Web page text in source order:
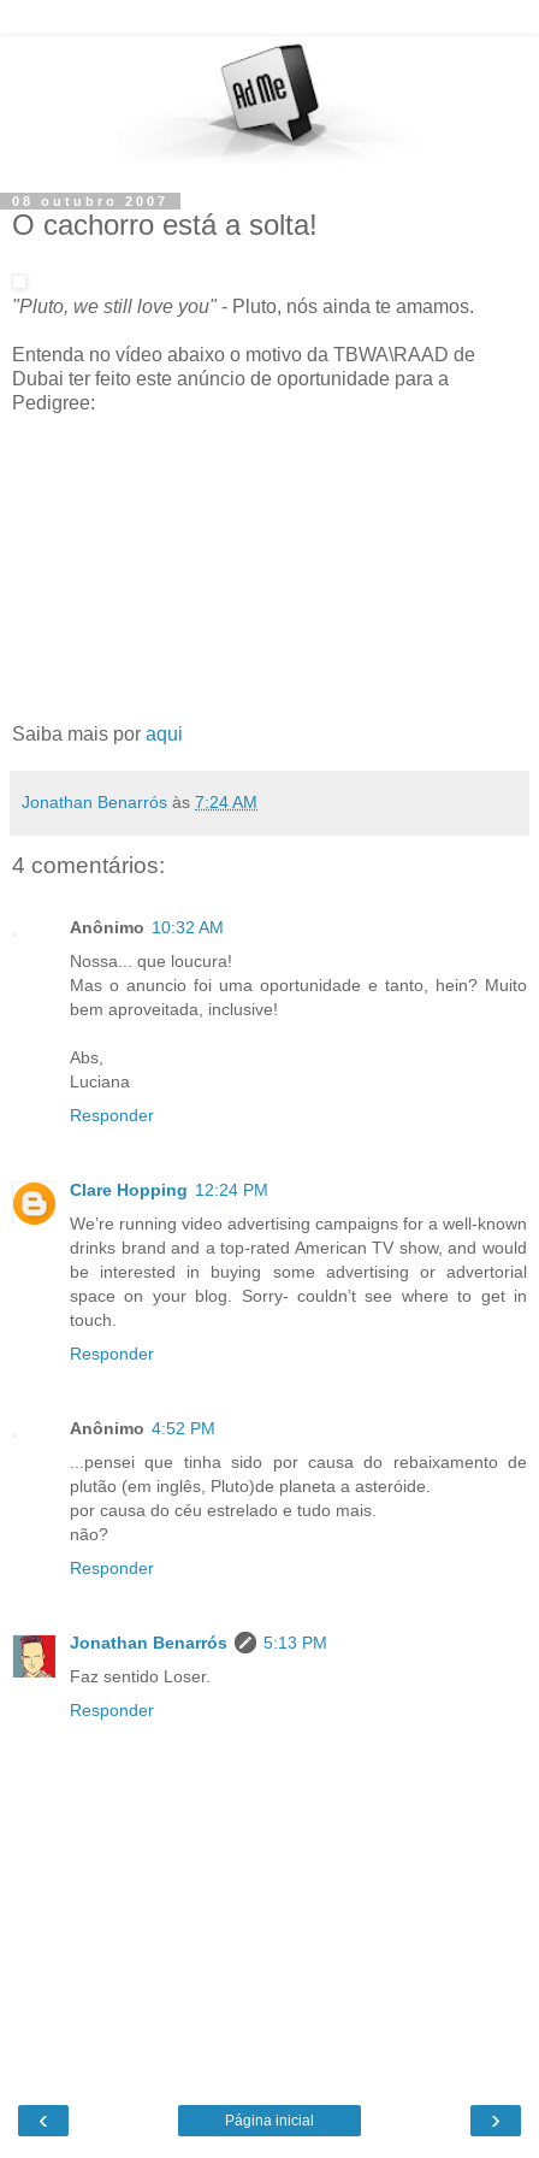
08 outubro 2007
O cachorro está a solta!
"Pluto, we still love you" - Pluto, nós ainda te amamos.
Entenda no vídeo abaixo o motivo da TBWA\RAAD de
Dubai ter feito este anúncio de oportunidade para a
Pedigree:
Saiba mais por aqui
Jonathan Benarrós às 7:24 AM
4 comentários:
Anônimo 10:32 AM
Nossa... que loucura!
Mas o anuncio foi uma oportunidade e tanto, hein? Muito
bem aproveitada, inclusive!
Abs,
Luciana
Responder
Clare Hopping 12:24 PM
We’re running video advertising campaigns for a well-known
drinks brand and a top-rated American TV show, and would
be interested in buying some advertising or advertorial
space on your blog. Sorry- couldn’t see where to get in
touch.
Responder
Anônimo 4:52 PM
...pensei que tinha sido por causa do rebaixamento de
plutão (em inglês, Pluto)de planeta a asteróide.
por causa do céu estrelado e tudo mais.
não?
Responder
Jonathan Benarrós
5:13 PM
Faz sentido Loser.
Responder
‹ ›
Página inicial